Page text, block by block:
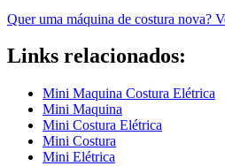
Quer uma máquina de costura nova?
Links relacionados:
Mini Maquina Costura Elétrica
Mini Maquina
Mini Costura Elétrica
Mini Costura
Mini Elétrica